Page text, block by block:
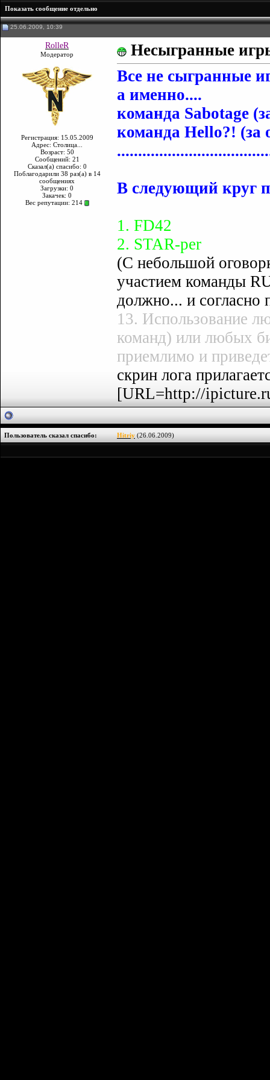
Показать сообщение отдельно
25.06.2009, 10:39
RolleR
Модератор
Регистрация: 15.05.2009
Адрес: Столица...
Возраст: 50
Сообщений: 21
Сказал(а) спасибо: 0
Поблагодарили 38 раз(а) в 14
сообщениях
Загрузки: 0
Закачек: 0
Вес репутации: 214
Несыгранные
Все не сыгранные
а именно....
команда Sabotage
команда Hello?! (за
В следующий круг
1. FD42
2. STAR-per
(C небольшой
участием команды
должно... и согласно
13. Использование
команд) или любых
приемлимо и
скрин лога
[URL=http://
Пользователь сказал cпасибо: Hitriy (26.06.2009)